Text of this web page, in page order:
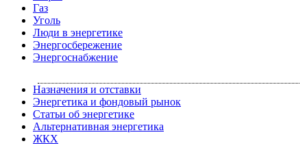
Газ
Уголь
Люди в энергетике
Энергосбережение
Энергоснабжение
Назначения и отставки
Энергетика и фондовый рынок
Статьи об энергетике
Альтернативная энергетика
ЖКХ